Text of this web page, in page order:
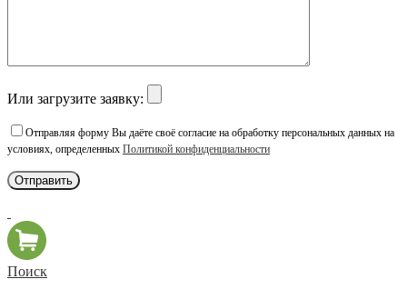
Или загрузите заявку:
Отправляя форму Вы даёте своё согласие на обработку персональных данных на
условиях, определенных Политикой конфиденциальности
Поиск